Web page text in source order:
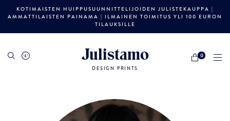
KOTIMAISTEN HUIPPUSUUNNITTELIJOIDEN JULISTEKAUPPA |
AMMATTILAISTEN PAINAMA | ILMAINEN TOIMITUS YLI 100 EURON
TILAUKSILLE
Julistamo
DESIGN PRINTS
0